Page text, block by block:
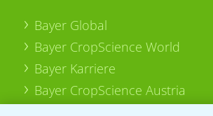
Bayer Global
Bayer CropScience World
Bayer Karriere
Bayer CropScience Austria